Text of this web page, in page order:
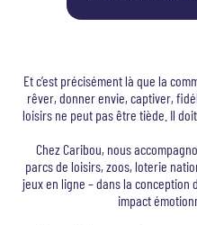
Et c’est précisément là que la
rêver, donner envie, captiver,
loisirs ne peut pas être tiède. Il
Chez Caribou, nous
parcs de loisirs, zoos, loterie
jeux en ligne – dans la
impact